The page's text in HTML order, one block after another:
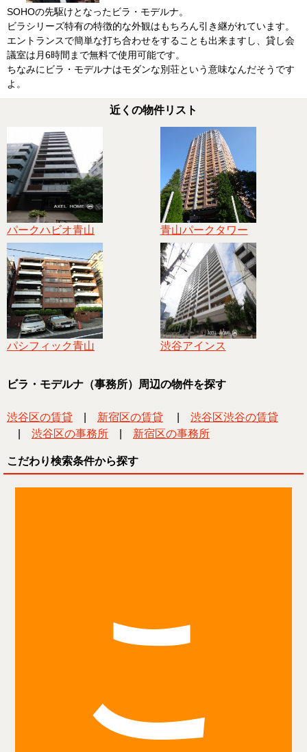
SOHOの先駆けとなったビラ・モデルナ。
ビラシリーズ特有の特徴的な外観はもちろん引き継がれています。
エントランスで簡単な打ち合わせをすることも出来ますし、貸し会
議室は月6時間まで無料で使用可能です。
ちなみにビラ・モデルナはモダンな別荘という意味なんだそうです
よ。
近くの物件リスト
パークハビオ青山 青山パークタワー
パシフィック青山 渋谷アインス
ビラ・モデルナ（事務所）周辺の物件を探す
渋谷区の賃貸 新宿区の賃貸
渋谷区渋谷の賃貸
渋谷区の事務所 新宿区の事務所
こだわり検索条件から探す
こ